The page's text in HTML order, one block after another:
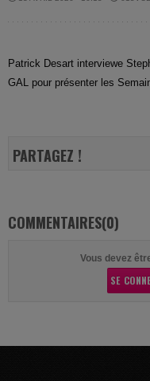
Patrick Desart interviewe
GAL pour présenter les
PARTAGEZ !
COMMENTAIRES(0)
Vous devez
SE